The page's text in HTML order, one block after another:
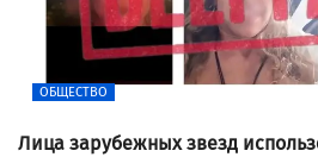
ОБЩЕСТВО
Лица зарубежных звезд